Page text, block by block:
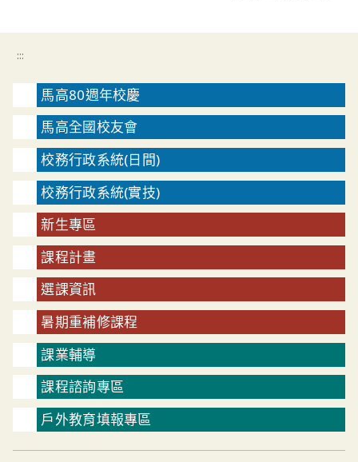
:::
馬高80週年校慶
馬高全國校友會
校務行政系統(日間)
校務行政系統(實技)
新生專區
課程計畫
選課資訊
暑期重補修課程
課業輔導
課程諮詢專區
戶外教育填報專區